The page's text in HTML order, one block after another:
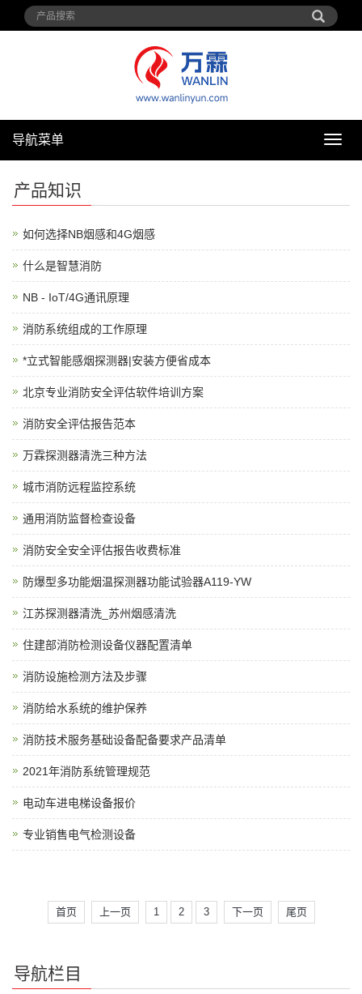
导
导航菜单
产品知识
如何选择NB烟感和4G烟感
什么是智慧消防
NB - IoT/4G通讯原理
消防系统组成的工作原理
*立式智能感烟探测器|安装方便省成本
北京专业消防安全评估软件培训方案
消防安全评估报告范本
万霖探测器清洗三种方法
城市消防远程监控系统
通用消防监督检查设备
消防安全安全评估报告收费标准
防爆型多功能烟温探测器功能试验器A119-YW
江苏探测器清洗_苏州烟感清洗
住建部消防检测设备仪器配置清单
消防设施检测方法及步骤
消防给水系统的维护保养
消防技术服务基础设备配备要求产品清单
2021年消防系统管理规范
电动车进电梯设备报价
专业销售电气检测设备
首页 上一页 1 2 3 下一页 尾页
导航栏目